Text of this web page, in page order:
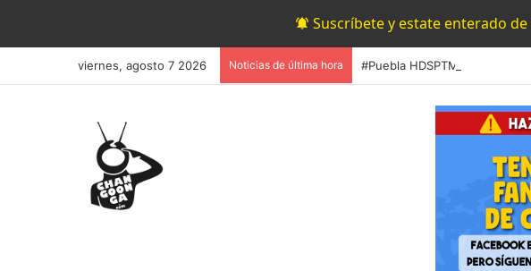
Suscríbete y estate enterado
viernes, agosto 7 2026 Noticias de última hora